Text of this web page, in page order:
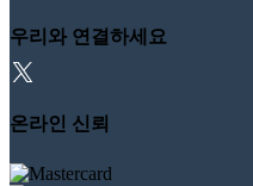
우리와 연결하세요
온라인 신뢰